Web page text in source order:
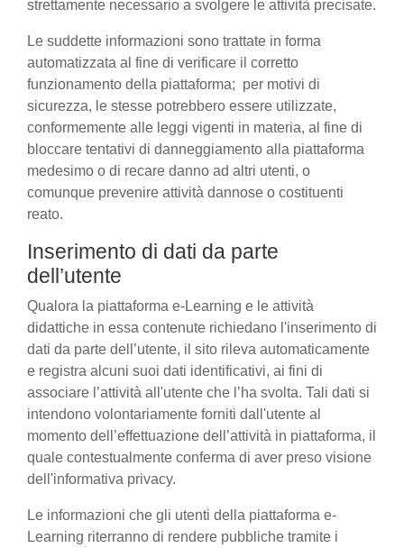
strettamente necessario a svolgere le attività precisate.
Le suddette informazioni sono trattate in forma
automatizzata al fine di verificare il corretto
funzionamento della piattaforma; per motivi di
sicurezza, le stesse potrebbero essere utilizzate,
conformemente alle leggi vigenti in materia, al fine di
bloccare tentativi di danneggiamento alla piattaforma
medesimo o di recare danno ad altri utenti, o
comunque prevenire attività dannose o costituenti
reato.
Inserimento di dati da parte
dell’utente
Qualora la piattaforma e-Learning e le attività
didattiche in essa contenute richiedano l'inserimento di
dati da parte dell’utente, il sito rileva automaticamente
e registra alcuni suoi dati identificativi, ai fini di
associare l’attività all'utente che l’ha svolta. Tali dati si
intendono volontariamente forniti dall'utente al
momento dell’effettuazione dell’attività in piattaforma, il
quale contestualmente conferma di aver preso visione
dell'informativa privacy.
Le informazioni che gli utenti della piattaforma e-
Learning riterranno di rendere pubbliche tramite i